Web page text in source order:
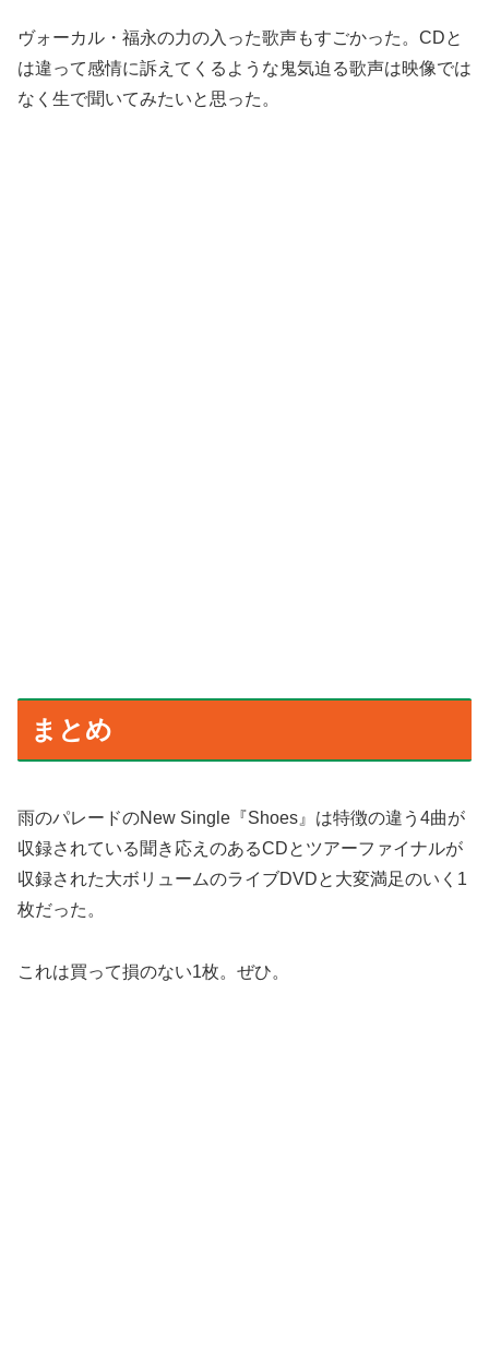
ヴォーカル・福永の力の入った歌声もすごかった。CDと
は違って感情に訴えてくるような鬼気迫る歌声は映像では
なく生で聞いてみたいと思った。
まとめ
雨のパレードのNew Single『Shoes』は特徴の違う4曲が
収録されている聞き応えのあるCDとツアーファイナルが
収録された大ボリュームのライブDVDと大変満足のいく1
枚だった。
これは買って損のない1枚。ぜひ。